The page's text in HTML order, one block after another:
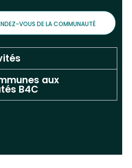
VOUS DE LA COMMUNAUTÉ
aux
B4C